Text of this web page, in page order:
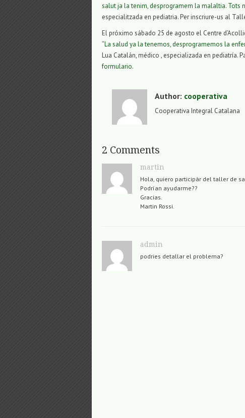
salut ja la tenim, desprogramem la malaltia. Tots
especialitzada en pediatria. Per inscriure-us al
El próximo sábado 25 de agosto el Centre
“La salud ya la tenemos, desprogramemos la
Lua Catalán, médico , especializada en pediatría.
formulario.
Author: cooperativa
Cooperativa Integral Catalana
2 Comments
martin
Hola, quiero participàr del taller de
Podrían ayudarme??
Gracias.
Martin Rossi.
admin
podries detallar el problema?